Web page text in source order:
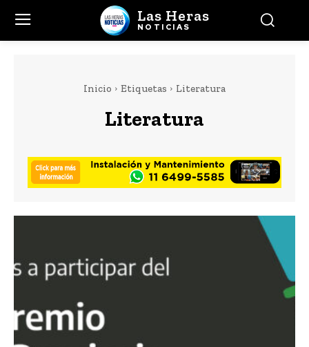
Las Heras
NOTICIAS
Inicio Etiquetas Literatura
Literatura